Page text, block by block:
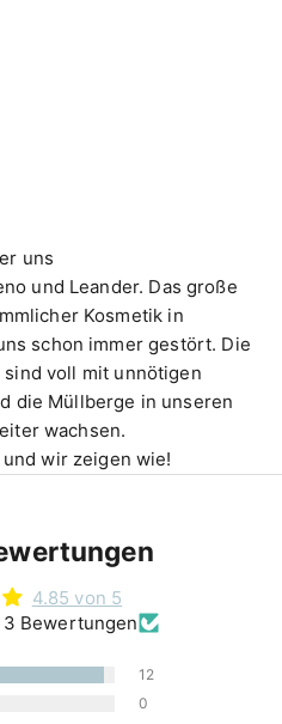
uns
und Leander. Das große
Kosmetik in
schon immer gestört. Die
voll mit unnötigen
die Müllberge in unseren
wachsen.
wir zeigen wie!
4.85 von 5
Bewertungen
12
0